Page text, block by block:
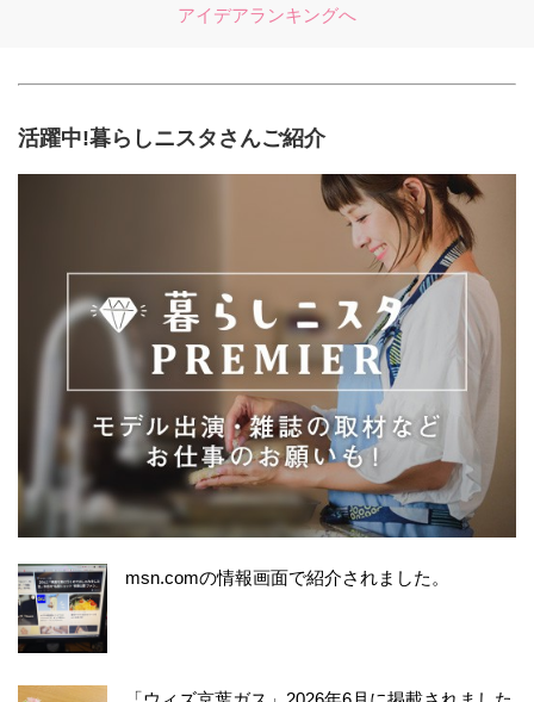
アイデアランキングへ
活躍中!暮らしニスタさんご紹介
msn.comの情報画面で紹介されました。